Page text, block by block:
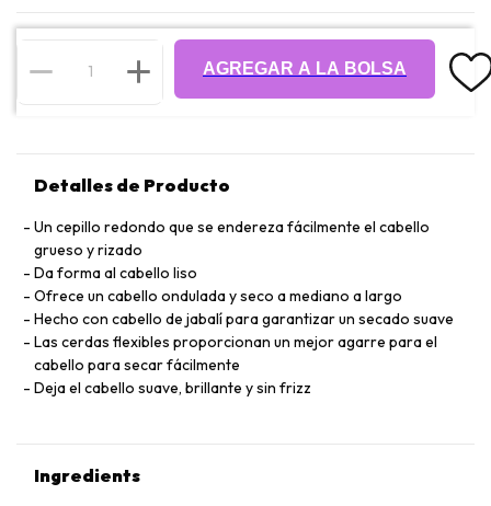
AGREGAR A LA BOLSA
Detalles de Producto
Un cepillo redondo que se endereza fácilmente el cabello
grueso y rizado
Da forma al cabello liso
Ofrece un cabello ondulada y seco a mediano a largo
Hecho con cabello de jabalí para garantizar un secado suave
Las cerdas flexibles proporcionan un mejor agarre para el
cabello para secar fácilmente
Deja el cabello suave, brillante y sin frizz
Ingredients